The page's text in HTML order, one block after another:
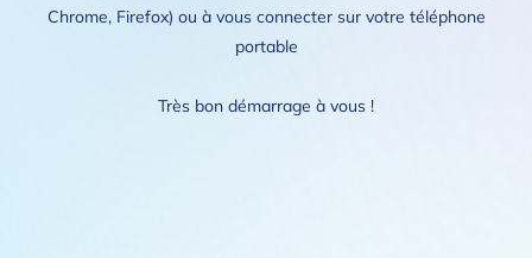
Chrome, Firefox) ou à vous connecter sur votre téléphone
portable
Très bon démarrage à vous !